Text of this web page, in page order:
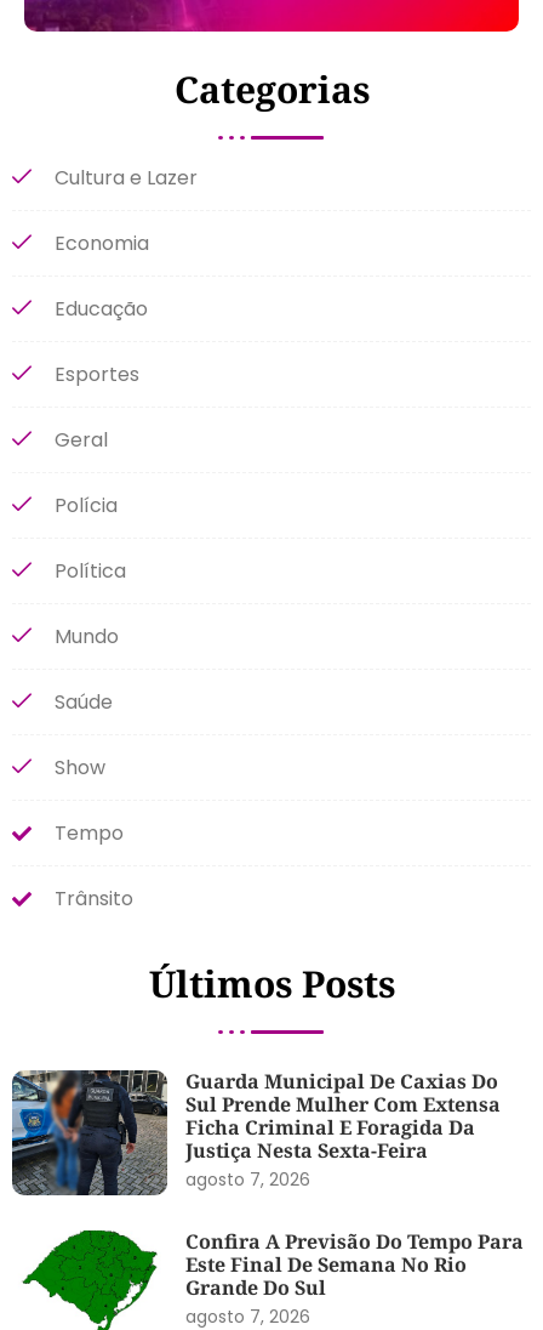
Categorias
Cultura e Lazer
Economia
Educação
Esportes
Geral
Polícia
Política
Mundo
Saúde
Show
Tempo
Trânsito
Últimos Posts
Guarda Municipal De Caxias Do
Sul Prende Mulher Com Extensa
Ficha Criminal E Foragida Da
Justiça Nesta Sexta-Feira
agosto 7, 2026
Confira A Previsão Do Tempo Para
Este Final De Semana No Rio
Grande Do Sul
agosto 7, 2026